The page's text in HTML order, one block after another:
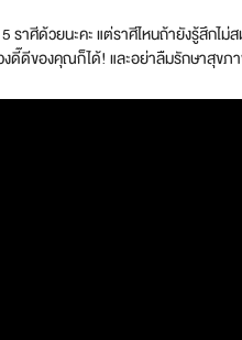
ราศีด้วยนะคะ แต่ราศีไหนถ้ายังรู้สึก
งดี๊ดีของคุณก็ได้! และอย่าลืมรักษาสุข